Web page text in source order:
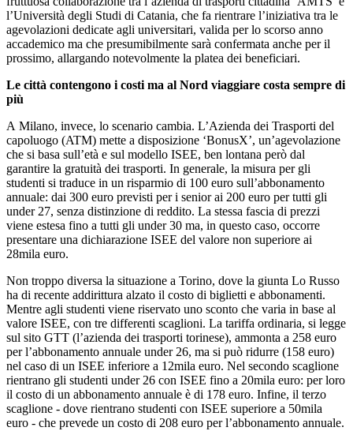
l’Università degli Studi di Catania, che fa rientrare l’iniziativa tra le
agevolazioni dedicate agli universitari, valida per lo scorso anno
accademico ma che presumibilmente sarà confermata anche per il
prossimo, allargando notevolmente la platea dei beneficiari.
Le città contengono i costi ma al Nord viaggiare costa sempre di
più
A Milano, invece, lo scenario cambia. L’Azienda dei Trasporti del
capoluogo (ATM) mette a disposizione ‘BonusX’, un’agevolazione
che si basa sull’età e sul modello ISEE, ben lontana però dal
garantire la gratuità dei trasporti. In generale, la misura per gli
studenti si traduce in un risparmio di 100 euro sull’abbonamento
annuale: dai 300 euro previsti per i senior ai 200 euro per tutti gli
under 27, senza distinzione di reddito. La stessa fascia di prezzi
viene estesa fino a tutti gli under 30 ma, in questo caso, occorre
presentare una dichiarazione ISEE del valore non superiore ai
28mila euro.
Non troppo diversa la situazione a Torino, dove la giunta Lo Russo
ha di recente addirittura alzato il costo di biglietti e abbonamenti.
Mentre agli studenti viene riservato uno sconto che varia in base al
valore ISEE, con tre differenti scaglioni. La tariffa ordinaria, si legge
sul sito GTT (l’azienda dei trasporti torinese), ammonta a 258 euro
per l’abbonamento annuale under 26, ma si può ridurre (158 euro)
nel caso di un ISEE inferiore a 12mila euro. Nel secondo scaglione
rientrano gli studenti under 26 con ISEE fino a 20mila euro: per loro
il costo di un abbonamento annuale è di 178 euro. Infine, il terzo
scaglione - dove rientrano studenti con ISEE superiore a 50mila
euro - che prevede un costo di 208 euro per l’abbonamento annuale.